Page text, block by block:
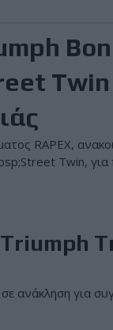
RAPEX,
Twin,
ανάκληση για